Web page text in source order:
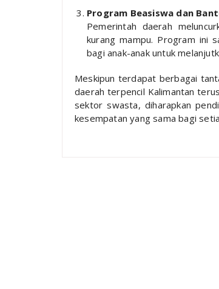
Program Beasiswa dan
Pemerintah daerah
kurang mampu. Program ini
bagi anak-anak untuk
Meskipun terdapat berbagai
daerah terpencil Kalimantan
sektor swasta, diharapkan
kesempatan yang sama bagi